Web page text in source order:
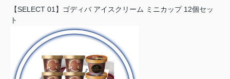
【SELECT 01】ゴディバ アイスクリーム ミニカップ 12個セッ
ト